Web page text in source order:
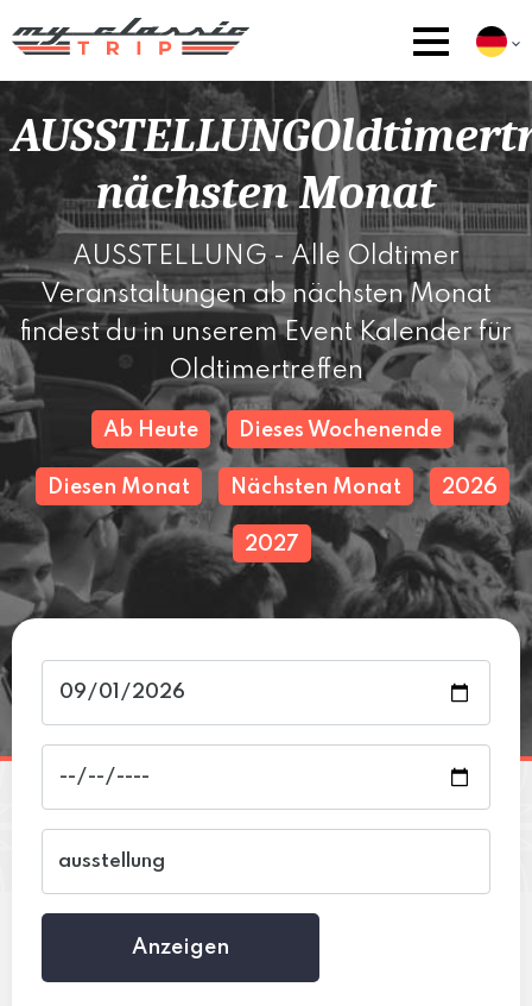
nächsten Monat
AUSSTELLUNG - Alle Oldtimer
Veranstaltungen ab nächsten Monat
findest du in unserem Event Kalender für
Oldtimertreffen
Ab Heute Dieses Wochenende
Diesen Monat Nächsten Monat 2026
2027
Anzeigen